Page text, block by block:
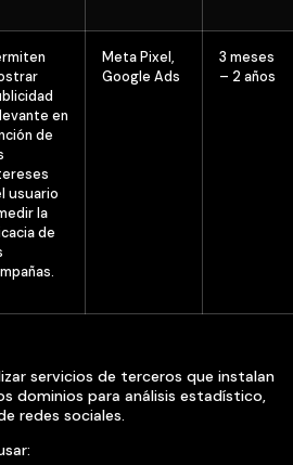
en
de
usuario
la
de
Meta Pixel,
Google Ads
3 meses
– 2 años
servicios de terceros que instalan
dominios para análisis estadístico,
redes sociales.